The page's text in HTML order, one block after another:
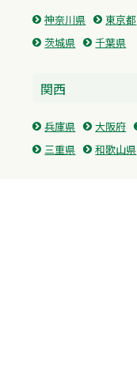
神奈川県 東京都
茨城県
千葉県
関西
兵庫県 大阪府
三重県
和歌山県